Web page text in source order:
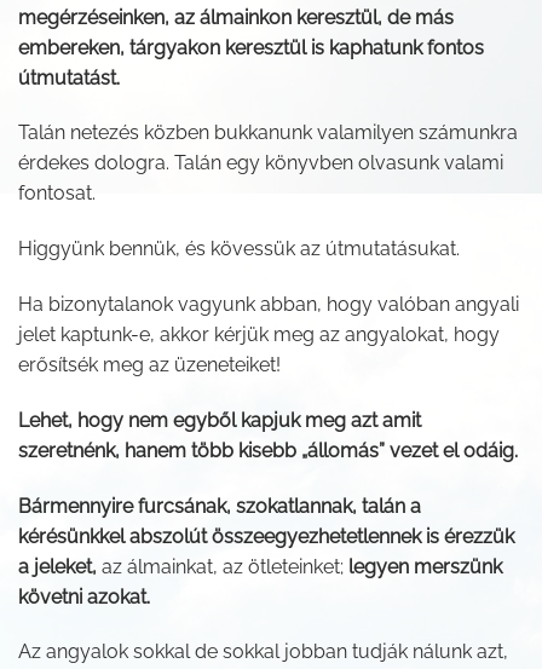
megérzéseinken, az álmainkon keresztül, de más
embereken, tárgyakon keresztül is kaphatunk fontos
útmutatást.
Talán netezés közben bukkanunk valamilyen számunkra
érdekes dologra. Talán egy könyvben olvasunk valami
fontosat.
Higgyünk bennük, és kövessük az útmutatásukat.
Ha bizonytalanok vagyunk abban, hogy valóban angyali
jelet kaptunk-e, akkor kérjük meg az angyalokat, hogy
erősítsék meg az üzeneteiket!
Lehet, hogy nem egyből kapjuk meg azt amit
szeretnénk, hanem több kisebb „állomás” vezet el odáig.
Bármennyire furcsának, szokatlannak, talán a
kérésünkkel abszolút összeegyezhetetlennek is érezzük
a jeleket, az álmainkat, az ötleteinket; legyen merszünk
követni azokat.
Az angyalok sokkal de sokkal jobban tudják nálunk azt,